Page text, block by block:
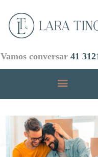
Vamos conversar 41
ÁREAS DE ATUAÇÃO
EMPRESA
EQUIPE